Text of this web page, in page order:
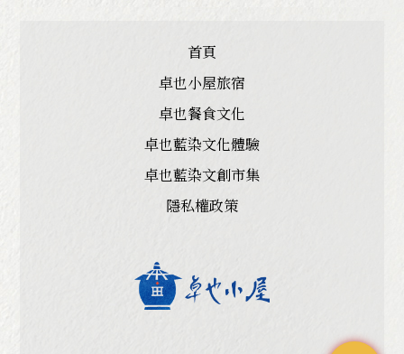
首頁
卓也小屋旅宿
卓也餐食文化
卓也藍染文化體驗
卓也藍染文創市集
隱私權政策